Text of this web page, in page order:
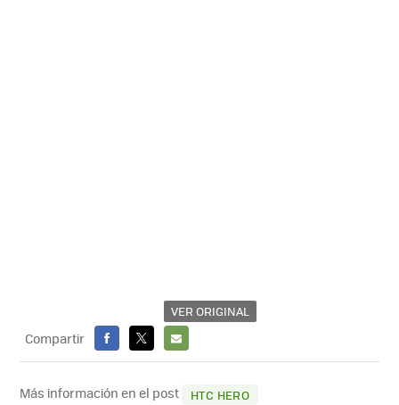
VER ORIGINAL
Compartir
FACEBOOK
X
E-
MAIL
Más información en el post HTC HERO